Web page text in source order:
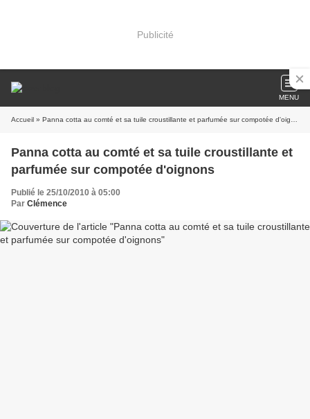
Publicité
MENU
Accueil » Panna cotta au comté et sa tuile croustillante et parfumée sur compotée d'oignons
Panna cotta au comté et sa tuile croustillante et
parfumée sur compotée d'oignons
Publié le 25/10/2010 à 05:00
Par Clémence